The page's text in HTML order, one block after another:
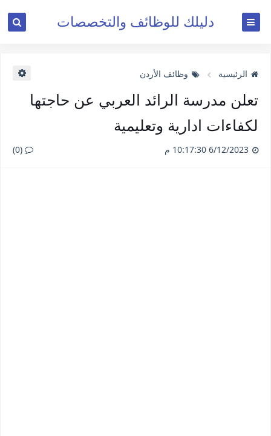
دليلك للوظائف والتخصصات
الرئيسية وظائف الأردن
تعلن مدرسة الرائد العربي عن حاجتها
لكفاءات ادارية وتعليمية
(0)